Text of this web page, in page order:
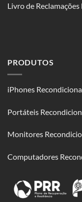
Livro de
PRODUTOS
iPhones
Portáteis
Monitores
Computadores